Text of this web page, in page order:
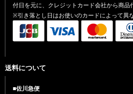
付日を元に、クレジットカード会社から商品
※引き落とし日はお使いのカードによって異
送料について
■佐川急便